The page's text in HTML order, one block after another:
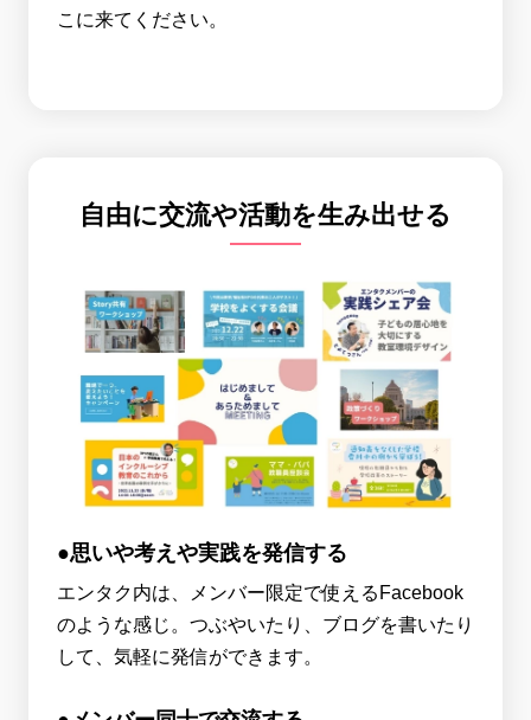
こに来てください。
自由に交流や活動を生み出せる
●思いや考えや実践を発信する
エンタク内は、メンバー限定で使えるFacebook
のような感じ。つぶやいたり、ブログを書いたり
して、気軽に発信ができます。